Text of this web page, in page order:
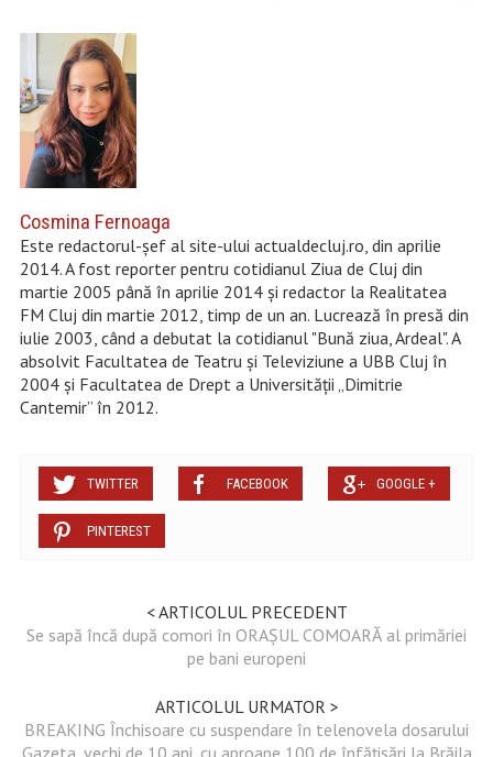
Cosmina Fernoaga
Este redactorul-șef al site-ului actualdecluj.ro, din aprilie
2014. A fost reporter pentru cotidianul Ziua de Cluj din
martie 2005 până în aprilie 2014 şi redactor la Realitatea
FM Cluj din martie 2012, timp de un an. Lucrează în presă din
iulie 2003, când a debutat la cotidianul "Bună ziua, Ardeal". A
absolvit Facultatea de Teatru şi Televiziune a UBB Cluj în
2004 şi Facultatea de Drept a Universităţii „Dimitrie
Cantemir” în 2012.
TWITTER FACEBOOK GOOGLE +
PINTEREST
< ARTICOLUL PRECEDENT
Se sapă încă după comori în ORAȘUL COMOARĂ al primăriei
pe bani europeni
ARTICOLUL URMATOR >
BREAKING Închisoare cu suspendare în telenovela dosarului
Gazeta, vechi de 10 ani, cu aproape 100 de înfățișări la Brăila